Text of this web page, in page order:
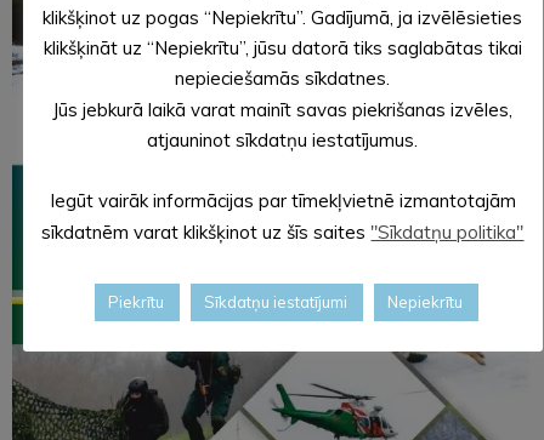
klikšķinot uz pogas “Nepiekrītu”. Gadījumā, ja izvēlēsieties
klikšķināt uz “Nepiekrītu”, jūsu datorā tiks saglabātas tikai
nepieciešamās sīkdatnes.
Jūs jebkurā laikā varat mainīt savas piekrišanas izvēles,
atjauninot sīkdatņu iestatījumus.
Iegūt vairāk informācijas par tīmekļvietnē izmantotajām
sīkdatnēm varat klikšķinot uz šīs saites "Sīkdatņu politika"
Piekrītu Sīkdatņu iestatījumi Nepiekrītu